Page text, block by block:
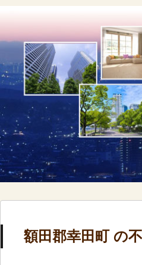
額田郡幸田町 の